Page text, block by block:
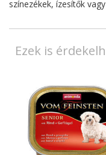
színezékek, ízesítők
Ezek is